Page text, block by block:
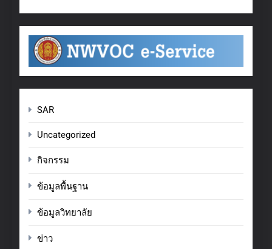
SAR
Uncategorized
กิจกรรม
ข้อมูลพื้นฐาน
ข้อมูลวิทยาลัย
ข่าว